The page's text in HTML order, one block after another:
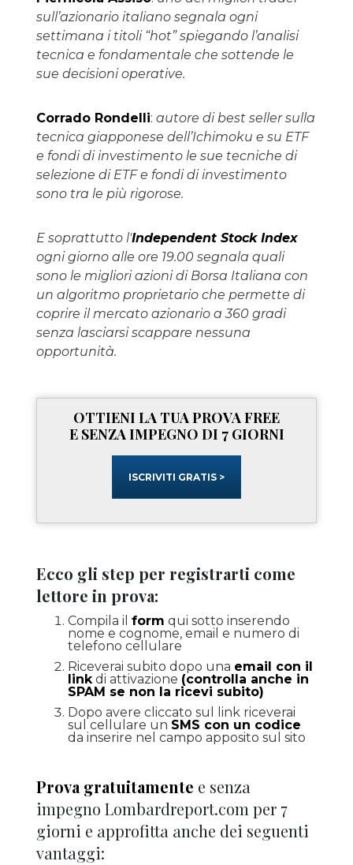
sull’azionario italiano segnala ogni
settimana i titoli “hot” spiegando l’analisi
tecnica e fondamentale che sottende le
sue decisioni operative.
Corrado Rondelli: autore di best seller sulla
tecnica giapponese dell’Ichimoku e su ETF
e fondi di investimento le sue tecniche di
selezione di ETF e fondi di investimento
sono tra le più rigorose.
E soprattutto l'Independent Stock Index
ogni giorno alle ore 19.00 segnala quali
sono le migliori azioni di Borsa Italiana con
un algoritmo proprietario che permette di
coprire il mercato azionario a 360 gradi
senza lasciarsi scappare nessuna
opportunità.
OTTIENI LA TUA PROVA FREE
E SENZA IMPEGNO DI 7 GIORNI
ISCRIVITI GRATIS >
Ecco gli step per registrarti come
lettore in prova:
Compila il form qui sotto inserendo
nome e cognome, email e numero di
telefono cellulare
Riceverai subito dopo una email con il
linkdi attivazione (controlla anche in
SPAM se non la ricevi subito)
Dopo avere cliccato sul link riceverai
sul cellulare un SMS con un codice
da inserire nel campo apposito sul sito
Prova gratuitamente e senza
impegno Lombardreport.com per 7
giorni e approfitta anche dei seguenti
vantaggi: